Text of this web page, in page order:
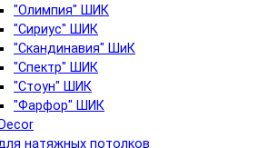
"Олимпия" ШИК
"Сириус" ШИК
"Скандинавия" ШиК
"Спектр" ШИК
"Стоун" ШИК
"Фарфор" ШИК
натяжных потолков